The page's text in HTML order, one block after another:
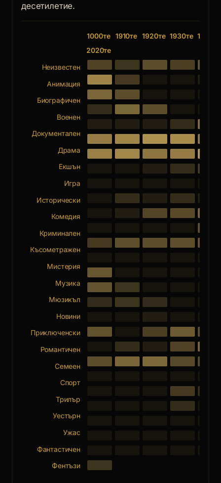
десетилетие.
1000те 1910те 1920те 1930те 1940те
2020те
Неизвестен
Анимация
Биографичен
Военен
Документален
Драма
Екшън
Игра
Исторически
Комедия
Криминален
Късометражен
Мистерия
Музика
Мюзикъл
Новини
Приключенски
Романтичен
Семеен
Спорт
Трилър
Уестърн
Ужас
Фантастичен
Фентъзи